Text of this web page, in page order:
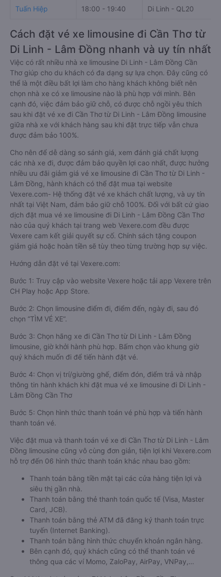
Tuấn Hiệp 18:00 - 19:40 Di Linh - QL20
Cách đặt vé xe limousine đi Cần Thơ từ
Di Linh - Lâm Đồng nhanh và uy tín nhất
Việc có rất nhiều nhà xe limousine Di Linh - Lâm Đồng Cần
Thơ giúp cho du khách có đa dạng sự lựa chọn. Đây cũng có
thể là một điều bất lợi làm cho hàng khách không biết nên
chọn nhà xe có xe limousine nào là phù hợp với mình. Bên
cạnh đó, việc đảm bảo giữ chỗ, có được chỗ ngồi yêu thích
sau khi đặt vé xe đi Cần Thơ từ Di Linh - Lâm Đồng limousine
giữa nhà xe với khách hàng sau khi đặt trực tiếp vẫn chưa
được đảm bảo 100%.
Cho nên để dễ dàng so sánh giá, xem đánh giá chất lượng
các nhà xe đi, được đảm bảo quyền lợi cao nhất, được hưởng
nhiều ưu đãi giảm giá vé xe limousine đi Cần Thơ từ Di Linh -
Lâm Đồng, hành khách có thể đặt mua tại website
Vexere.com- Hệ thống đặt vé xe khách chất lượng, và uy tín
nhất tại Việt Nam, đảm bảo giữ chỗ 100%. Đối với bất cứ giao
dịch đặt mua vé xe limousine đi Di Linh - Lâm Đồng Cần Thơ
nào của quý khách tại trang web Vexere.com đều được
Vexere cam kết giải quyết sự cố. Chính sách tặng coupon
giảm giá hoặc hoàn tiền sẽ tùy theo từng trường hợp sự việc.
Hướng dẫn đặt vé tại Vexere.com:
Bước 1: Truy cập vào website Vexere hoặc tải app Vexere trên
CH Play hoặc App Store.
Bước 2: Chọn limousine điểm đi, điểm đến, ngày đi, sau đó
chọn “TÌM VÉ XE”.
Bước 3: Chọn hãng xe đi Cần Thơ từ Di Linh - Lâm Đồng
limousine, giờ khởi hành phù hợp. Bấm chọn vào khung giờ
quý khách muốn đi để tiến hành đặt vé.
Bước 4: Chọn vị trí/giường ghế, điểm đón, điểm trả và nhập
thông tin hành khách khi đặt mua vé xe limousine đi Di Linh -
Lâm Đồng Cần Thơ
Bước 5: Chọn hình thức thanh toán vé phù hợp và tiến hành
thanh toán vé.
Việc đặt mua và thanh toán vé xe đi Cần Thơ từ Di Linh - Lâm
Đồng limousine cũng vô cùng đơn giản, tiện lợi khi Vexere.com
hỗ trợ đến 06 hình thức thanh toán khác nhau bao gồm:
Thanh toán bằng tiền mặt tại các cửa hàng tiện lợi và
siêu thị gần nhà.
Thanh toán bằng thẻ thanh toán quốc tế (Visa, Master
Card, JCB).
Thanh toán bằng thẻ ATM đã đăng ký thanh toán trực
tuyến (Internet Banking).
Thanh toán bằng hình thức chuyển khoản ngân hàng.
Bên cạnh đó, quý khách cũng có thể thanh toán vé
thông qua các ví Momo, ZaloPay, AirPay, VNPay,…